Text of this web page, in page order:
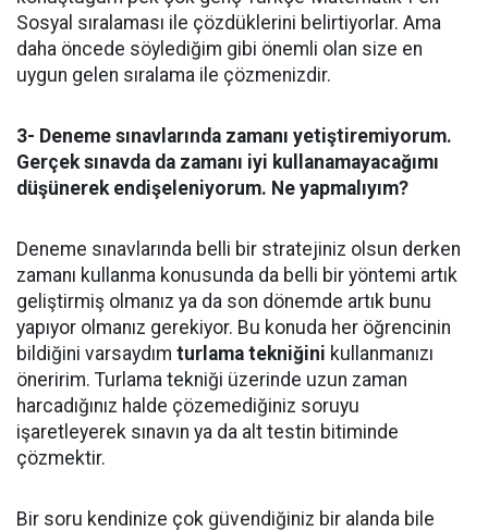
Sosyal sıralaması ile çözdüklerini belirtiyorlar. Ama
daha öncede söylediğim gibi önemli olan size en
uygun gelen sıralama ile çözmenizdir.
3- Deneme sınavlarında zamanı yetiştiremiyorum.
Gerçek sınavda da zamanı iyi kullanamayacağımı
düşünerek endişeleniyorum. Ne yapmalıyım?
Deneme sınavlarında belli bir stratejiniz olsun derken
zamanı kullanma konusunda da belli bir yöntemi artık
geliştirmiş olmanız ya da son dönemde artık bunu
yapıyor olmanız gerekiyor. Bu konuda her öğrencinin
bildiğini varsaydım turlama tekniğini kullanmanızı
öneririm. Turlama tekniği üzerinde uzun zaman
harcadığınız halde çözemediğiniz soruyu
işaretleyerek sınavın ya da alt testin bitiminde
çözmektir.
Bir soru kendinize çok güvendiğiniz bir alanda bile